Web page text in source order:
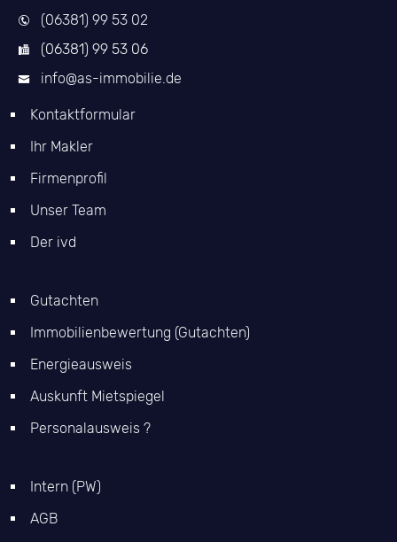
(06381) 99 53 02
(06381) 99 53 06
info@as-immobilie.de
Kontaktformular
Ihr Makler
Firmenprofil
Unser Team
Der ivd
Gutachten
Immobilienbewertung (Gutachten)
Energieausweis
Auskunft Mietspiegel
Personalausweis ?
Intern (PW)
AGB